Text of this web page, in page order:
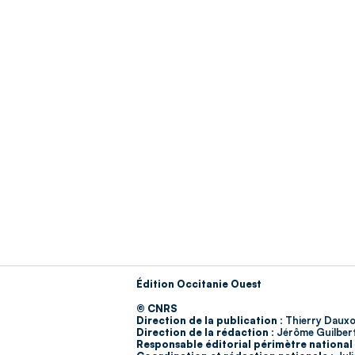
Édition Occitanie Ouest
© CNRS
Direction de la publication : Thierry
Direction de la rédaction : Jérôme
Responsable éditorial périmètre national